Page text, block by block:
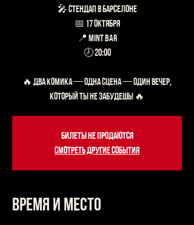
🎤 СТЕНДАП в Барселоне
📅 17 октября
📍 Mint Bar
🕗 20:00
🔥 ДВА КОМИКА — ОДНА СЦЕНА — ОДИН ВЕЧЕР,
Билеты не продаются
Смотреть другие события
Время и место